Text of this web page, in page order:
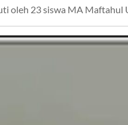
oleh 23 siswa MA Maftahul